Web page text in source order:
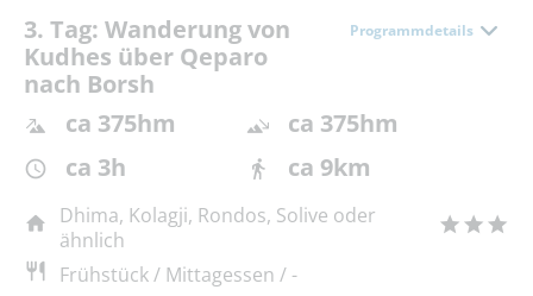
3. Tag: Wanderung von
Kudhes über Qeparo
nach Borsh
Programmdetails
ca 375hm
ca 375hm
ca 3h
ca 9km
Dhima, Kolagji, Rondos, Solive oder
ähnlich
Frühstück / Mittagessen / -